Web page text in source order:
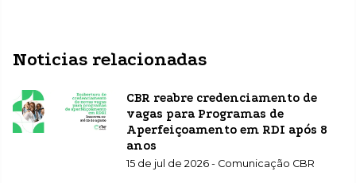
Noticias relacionadas
CBR reabre credenciamento de
vagas para Programas de
Aperfeiçoamento em RDI após 8
anos
15 de jul de 2026 - Comunicação CBR